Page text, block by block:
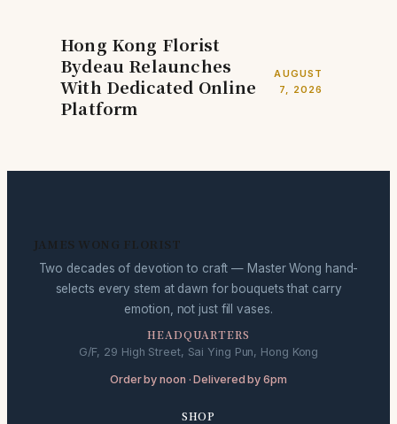
Hong Kong Florist
Bydeau Relaunches
With Dedicated Online
Platform
AUGUST
7, 2026
JAMES WONG FLORIST
Two decades of devotion to craft — Master Wong hand-
selects every stem at dawn for bouquets that carry
emotion, not just fill vases.
HEADQUARTERS
G/F, 29 High Street, Sai Ying Pun, Hong Kong
Order by noon · Delivered by 6pm
SHOP